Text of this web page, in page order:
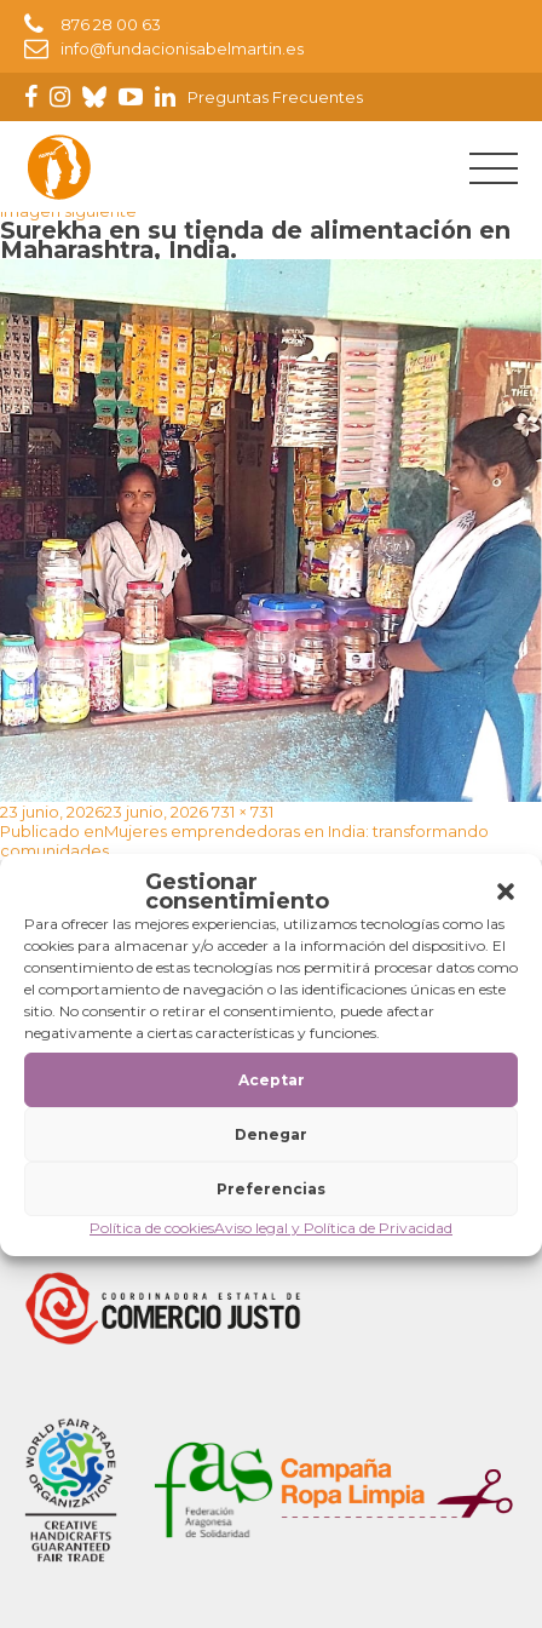
Gestionar
consentimiento
Para ofrecer las mejores experiencias, utilizamos tecnologías como las
cookies para almacenar y/o acceder a la información del dispositivo. El
consentimiento de estas tecnologías nos permitirá procesar datos como
el comportamiento de navegación o las identificaciones únicas en este
sitio. No consentir o retirar el consentimiento, puede afectar
negativamente a ciertas características y funciones.
Aceptar
Denegar
Preferencias
Política de cookiesAviso legal y Política de Privacidad
876 28 00 63
info@fundacionisabelmartin.es
Preguntas Frecuentes
Imagen anterior
Imagen siguiente
Surekha en su tienda de alimentación en
Maharashtra, India.
Publicado
el
23 junio, 202623 junio, 2026Tamaño
completo
731 × 731
Navegación
de
entradas
Publicado enMujeres emprendedoras en India: transformando
comunidades
Categorías